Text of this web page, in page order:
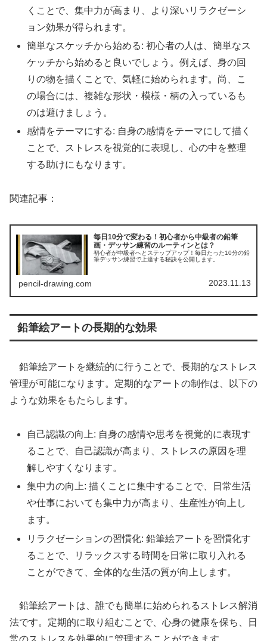
くことで、集中力が高まり、より深いリラクゼーシ
ョン効果が得られます。
簡単なスケッチから始める: 初心者の人は、簡単なス
ケッチから始めると良いでしょう。例えば、身の回
りの物を描くことで、気軽に始められます。尚、こ
の場合には、複雑な形状・模様・柄の入っているも
のは避けましょう。
感情をテーマにする: 自身の感情をテーマにして描く
ことで、ストレスを視覚的に表現し、心の中を整理
する助けにもなります。
関連記事：
毎日10分で変わる！初心者から中級者の鉛筆
画・デッサン練習のルーティンとは？
初心者が中級者へとステップアップ！毎日たった10分の鉛
筆デッサン練習で上達する秘訣を公開します。
pencil-drawing.com 2023.11.13
鉛筆絵アートの長期的な効果
鉛筆絵アートを継続的に行うことで、長期的なストレス
管理が可能になります。定期的なアートの制作は、以下の
ような効果をもたらします。
自己認識の向上: 自身の感情や思考を視覚的に表現す
ることで、自己認識が高まり、ストレスの原因を理
解しやすくなります。
集中力の向上: 描くことに集中することで、日常生活
や仕事においても集中力が高まり、生産性が向上し
ます。
リラクゼーションの習慣化: 鉛筆絵アートを習慣化す
ることで、リラックスする時間を日常に取り入れる
ことができて、全体的な生活の質が向上します。
鉛筆絵アートは、誰でも簡単に始められるストレス解消
法です。定期的に取り組むことで、心身の健康を保ち、日